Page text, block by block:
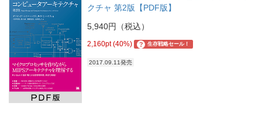
クチャ 第2版【PDF版】
5,940円（税込）
2,160pt (40%) ? 生存戦略セール！
2017.09.11発売